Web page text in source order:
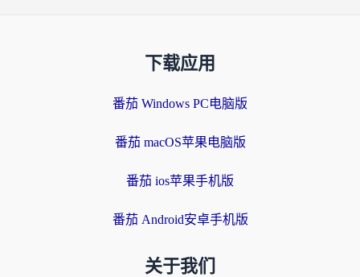
下载应用
番茄 Windows PC电脑版
番茄 macOS苹果电脑版
番茄 ios苹果手机版
番茄 Android安卓手机版
关于我们